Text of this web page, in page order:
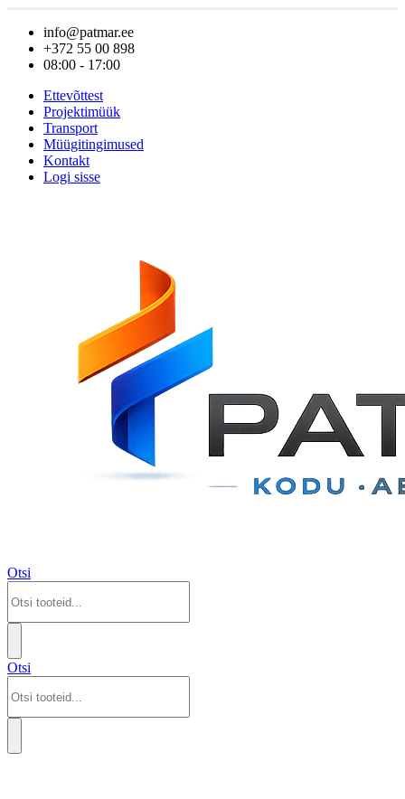
info@patmar.ee
+372 55 00 898
08:00 - 17:00
Ettevõttest
Projektimüük
Transport
Müügitingimused
Kontakt
Logi sisse
Otsi
Otsi